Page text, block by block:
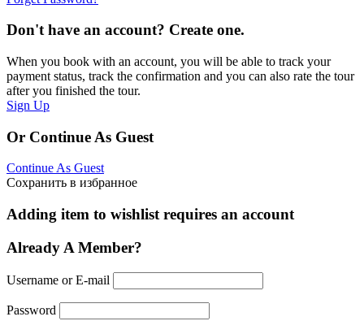
Don't have an account? Create one.
When you book with an account, you will be able to track your
payment status, track the confirmation and you can also rate the tour
after you finished the tour.
Sign Up
Or Continue As Guest
Continue As Guest
Сохранить в избранное
Adding item to wishlist requires an account
Already A Member?
Username or E-mail
Password